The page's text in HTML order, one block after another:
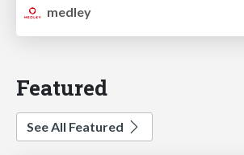
medley
Featured
See All Featured